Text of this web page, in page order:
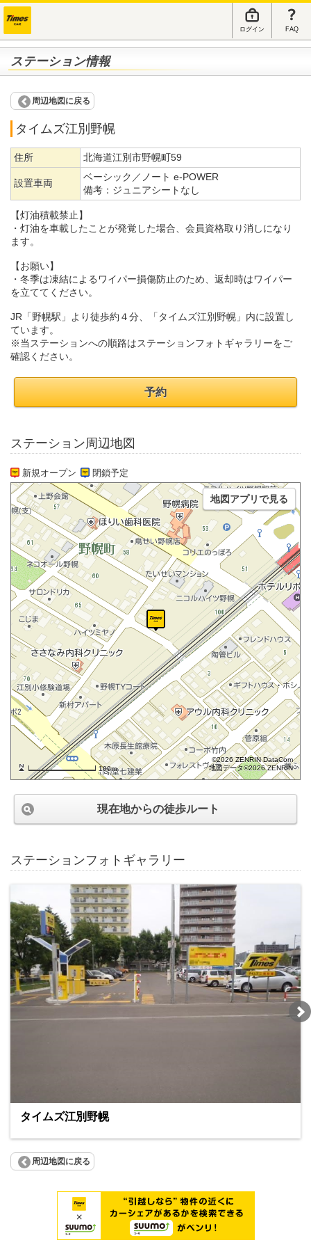
ログイン FAQ
ステーション情報
周辺地図に戻る
タイムズ江別野幌
住所 北海道江別市野幌町59
設置車両
ベーシック／ノート e-POWER
備考： ジュニアシートなし
【灯油積載禁止】
・灯油を車載したことが発覚した場合、会員資格取り消しになり
ます。
【お願い】
・冬季は凍結によるワイパー損傷防止のため、返却時はワイパー
を立ててください。
JR「野幌駅」より徒歩約４分、「タイムズ江別野幌」内に設置し
ています。
※当ステーションへの順路はステーションフォトギャラリーをご
確認ください。
予約
ステーション周辺地図
新規オープン 閉鎖予定
100m
©2026 ZENRIN DataCom
地図データ©2026 ZENRIN
地図アプリで見る
現在地からの徒歩ルート
ステーションフォトギャラリー
タイムズ江別野幌
周辺地図に戻る